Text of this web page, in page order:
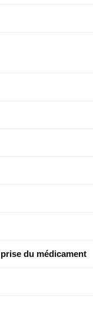
du médicament